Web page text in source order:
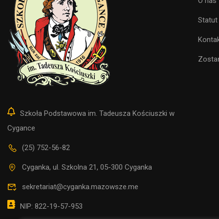
Szkoła Podstawowa im. Tadeusza Kościuszki w
Cygance
(25) 752-56-82
Cyganka, ul. Szkolna 21, 05-300 Cyganka
sekretariat@cyganka.mazowsze.me
NIP: 822-19-57-953
Statut